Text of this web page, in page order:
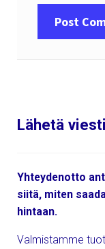
Lähetä viesti
Yhteydenotto
siitä, miten
hintaan.
Valmistamme